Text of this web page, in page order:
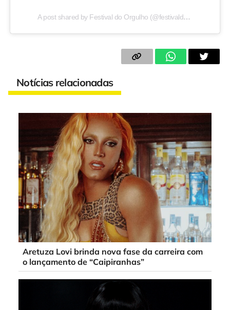
A post shared by Festival do Orgulho (@festivaldorgulho)
Notícias relacionadas
Aretuza Lovi brinda nova fase da carreira com
o lançamento de “Caipiranhas”